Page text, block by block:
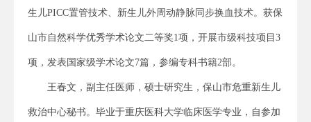
生儿PICC置管技术、新生儿外周动静脉同步换血技术。获保
山市自然科学优秀学术论文二等奖1项，开展市级科技项目3
项，发表国家级学术论文7篇，参编专科书籍2部。
王春文，副主任医师，硕士研究生，保山市危重新生儿
救治中心秘书。毕业于重庆医科大学临床医学专业，自参加